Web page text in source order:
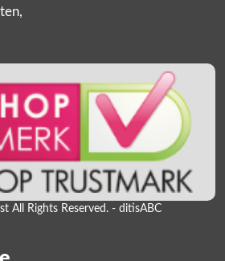
All Rights Reserved. - ditisABC